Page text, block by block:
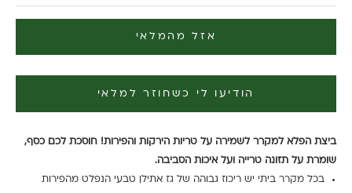
אזל מהמלאי
הודיעו לי כשחוזר למלאי
ביצת הפלא למקרר לשמירה על טריות הירקות והפירות! חוסכת לכם כסף,
שומרת על תזונה טרייה ועל איכות הסביבה.
בכל מקרר ביתי יש ריכוז גבוהה של גז אתילן טבעי הנפלט מהפירות